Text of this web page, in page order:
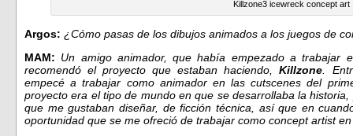
Killzone3 icewreck concept art
Argos: ¿Cómo pasas de los dibujos animados a los juegos de
MAM: Un amigo animador, que había empezado a trabajar
recomendó el proyecto que estaban haciendo,Killzone .
empecé a trabajar como animador en las cutscenes del
proyecto era el tipo de mundo en que se desarrollaba la
que me gustaban diseñar, de ficción técnica, así que en
oportunidad que se me ofreció de trabajar como concept artist